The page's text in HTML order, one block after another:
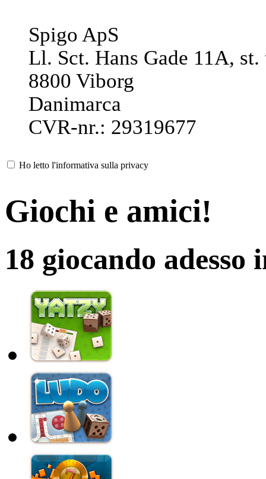
Spigo ApS
Ll. Sct. Hans Gade 11A, st.
8800 Viborg
Danimarca
CVR-nr.: 29319677
Ho letto l'informativa sulla privacy
Giochi e amici!
18 giocando adesso